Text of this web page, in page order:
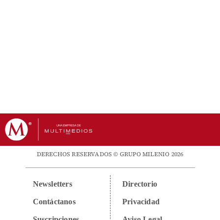
DERECHOS RESERVADOS © GRUPO MILENIO 2026
Newsletters
Contáctanos
Directorio
Privacidad